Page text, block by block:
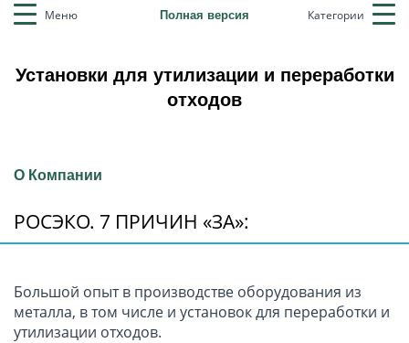
Меню Полная версия Категории
Установки для утилизации и переработки
отходов
О Компании
РОСЭКО. 7 ПРИЧИН «ЗА»:
Большой опыт в производстве оборудования из
металла, в том числе и установок для переработки и
утилизации отходов.